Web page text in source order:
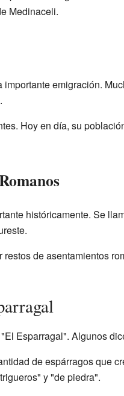
Medinaceli.
emigración.
Hoy en día, su
históricamente. Se
de asentamientos
Esparragal". Algunos
de espárragos que
y "de piedra".